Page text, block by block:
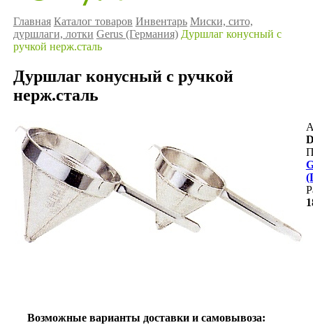
Главная Каталог товаров Инвентарь Миски, сито,
дуршлаги, лотки Gerus (Германия) Дуршлаг конусный с
ручкой нерж.сталь
Дуршлаг конусный с ручкой
нерж.сталь
Возможные варианты доставки и самовывоза: